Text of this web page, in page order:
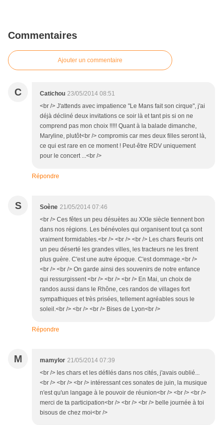
Commentaires
Ajouter un commentaire
C Catichou 23/05/2014 08:51
<br /> J'attends avec impatience "Le Mans fait son cirque", j'ai
déjà décliné deux invitations ce soir là et tant pis si on ne
comprend pas mon choix !!!!! Quant à la balade dimanche,
Maryline, plutôt<br /> compromis car mes deux filles seront là,
ce qui est rare en ce moment ! Peut-être RDV uniquement
pour le concert ...<br />
Répondre
S Soène 21/05/2014 07:46
<br /> Ces fêtes un peu désuètes au XXIe siècle tiennent bon
dans nos régions. Les bénévoles qui organisent tout ça sont
vraiment formidables.<br /> <br /> <br /> Les chars fleuris ont
un peu déserté les grandes villes, les tracteurs ne les tirent
plus guère. C'est une autre époque. C'est dommage.<br />
<br /> <br /> On garde ainsi des souvenirs de notre enfance
qui ressurgissent <br /> <br /> <br /> En Mai, un choix de
randos aussi dans le Rhône, ces randos de villages fort
sympathiques et très prisées, tellement agréables sous le
soleil.<br /> <br /> <br /> Bises de Lyon<br />
Répondre
M mamylor 21/05/2014 07:39
<br /> les chars et les défilés dans nos cités, j'avais oublié...
<br /> <br /> <br /> intéressant ces sonates de juin, la musique
n'est qu'un langage à le pouvoir de réunion<br /> <br /> <br />
merci de ta participation<br /> <br /> <br /> belle journée à toi
bisous de chez moi<br />